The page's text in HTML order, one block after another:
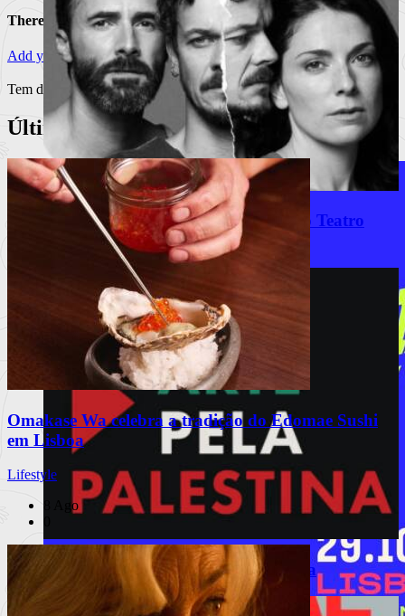
“COCK” estreia a 12 de outubro no Teatro
Maria Matos
Arte Pela Palestina regressa a Lisboa
There are no comments
Add yours
Tem de iniciar a sessãopara publicar um comentário.
Últimos Artigos
Omakase Wa celebra a tradição do Edomae Sushi
em Lisboa
Lifestyle
8 Ago
PUB
À escuta na Rua